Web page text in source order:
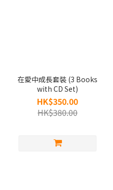
在愛中成長套裝 (3 Books
with CD Set)
HK$350.00
HK$380.00